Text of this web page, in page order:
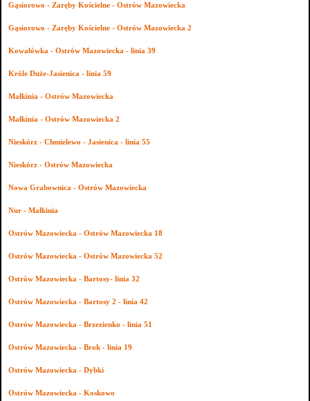
Gąsiorowo - Zaręby Kościelne - Ostrów Mazowiecka
Gąsiorowo - Zaręby Kościelne - Ostrów Mazowiecka 2
Kowalówka - Ostrów Mazowiecka - linia 39
Króle Duże-Jasienica - linia 59
Małkinia - Ostrów Mazowiecka
Małkinia - Ostrów Mazowiecka 2
Nieskórz - Chmielewo - Jasienica - linia 55
Nieskórz - Ostrów Mazowiecka
Nowa Grabownica - Ostrów Mazowiecka
Nur - Małkinia
Ostrów Mazowiecka - Ostrów Mazowiecka 18
Ostrów Mazowiecka - Ostrów Mazowiecka 52
Ostrów Mazowiecka - Bartosy- linia 32
Ostrów Mazowiecka - Bartosy 2 - linia 42
Ostrów Mazowiecka - Brzezienko - linia 51
Ostrów Mazowiecka - Brok - linia 19
Ostrów Mazowiecka - Dybki
Ostrów Mazowiecka - Koskowo